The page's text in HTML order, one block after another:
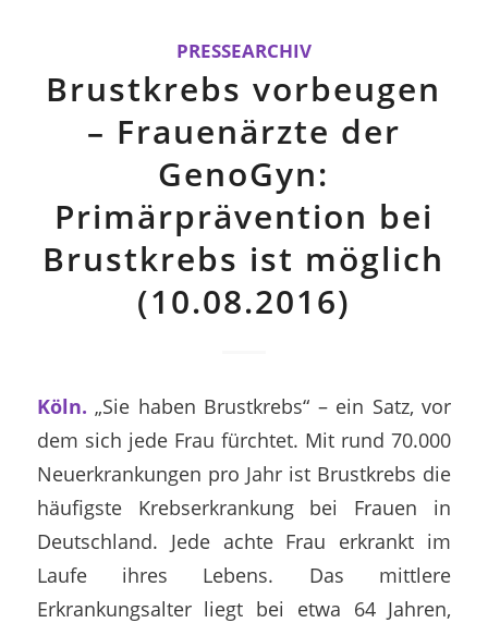
PRESSEARCHIV
Brustkrebs vorbeugen
– Frauenärzte der
GenoGyn:
Primärprävention bei
Brustkrebs ist möglich
(10.08.2016)
Köln. „Sie haben Brustkrebs“ – ein Satz, vor
dem sich jede Frau fürchtet. Mit rund 70.000
Neuerkrankungen pro Jahr ist Brustkrebs die
häufigste Krebserkrankung bei Frauen in
Deutschland. Jede achte Frau erkrankt im
Laufe ihres Lebens. Das mittlere
Erkrankungsalter liegt bei etwa 64 Jahren,